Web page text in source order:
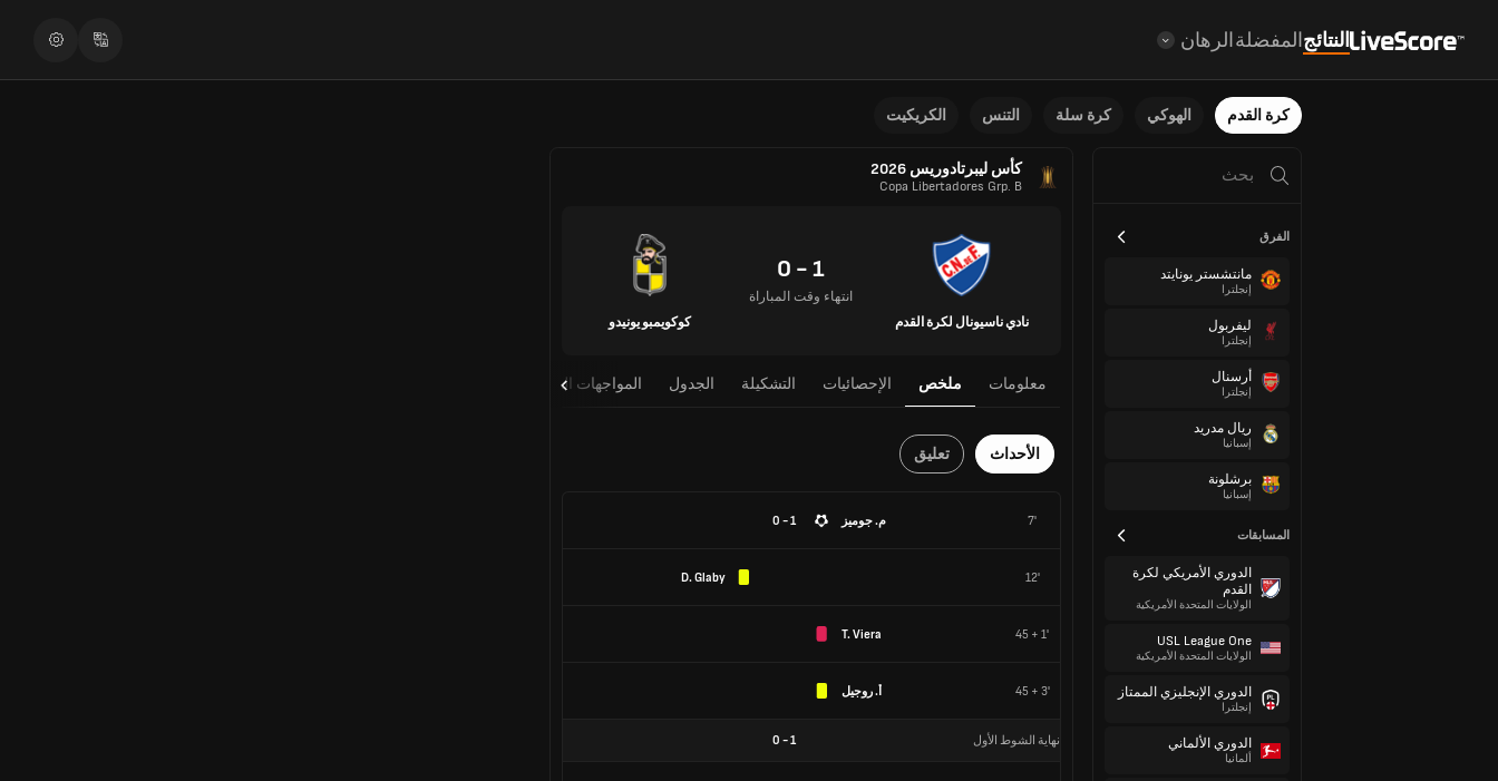
النتائجالمفضلةالرهان
كرة القدم الهوكي كرة سلة التنس الكريكيت
الفرق
مانتشستر يونايتد
إنجلترا
ليفربول
إنجلترا
أرسنال
إنجلترا
ريال مدريد
إسبانيا
برشلونة
إسبانيا
المسابقات
الدوري الأمريكي لكرة
القدم
الولايات المتحدة الأمريكية
USL League One
الولايات المتحدة الأمريكية
الدوري الإنجليزي الممتاز
إنجلترا
الدوري الألماني
ألمانيا
كأس ليبرتادوريس 2026
Copa Libertadores Grp. B
نادي ناسيونال لكرة القدم
1 - 0
انتهاء وقت المباراة
كوكويمبو يونيدو
معلومات ملخص الإحصائيات التشكيلة الجدول المواجهات المباشرة
الأحداث تعليق
7' م. جوميز 1 - 0
12'
D. Glaby
45 + 1'
T. Viera
45 + 3' أ. روجيل
نهاية الشوط الأول 1
-
0